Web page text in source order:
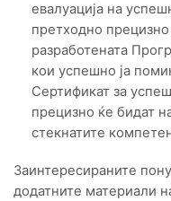
евалуација на
претходно
разработената
кои успешно ја
Сертификат за
прецизно ќе бидат
стекнатите
Заинтересираните
додатните материали